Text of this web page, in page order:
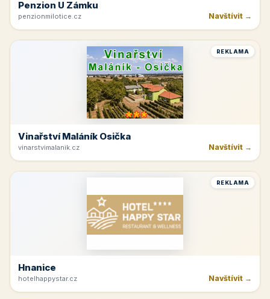
Penzion U Zámku
penzionmilotice.cz Navštívit →
REKLAMA
Vinařství Maláník Osička
vinarstvimalanik.cz Navštívit →
REKLAMA
Hnanice
hotelhappystar.cz Navštívit →